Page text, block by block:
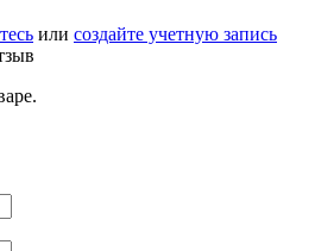
или создайте учетную запись